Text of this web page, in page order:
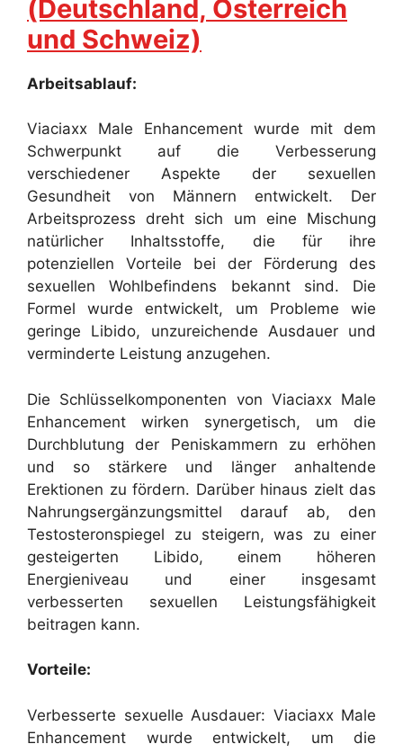
(Deutschland, Österreich
und Schweiz)
Arbeitsablauf:
Viaciaxx Male Enhancement wurde mit dem
Schwerpunkt auf die Verbesserung
verschiedener Aspekte der sexuellen
Gesundheit von Männern entwickelt. Der
Arbeitsprozess dreht sich um eine Mischung
natürlicher Inhaltsstoffe, die für ihre
potenziellen Vorteile bei der Förderung des
sexuellen Wohlbefindens bekannt sind. Die
Formel wurde entwickelt, um Probleme wie
geringe Libido, unzureichende Ausdauer und
verminderte Leistung anzugehen.
Die Schlüsselkomponenten von Viaciaxx Male
Enhancement wirken synergetisch, um die
Durchblutung der Peniskammern zu erhöhen
und so stärkere und länger anhaltende
Erektionen zu fördern. Darüber hinaus zielt das
Nahrungsergänzungsmittel darauf ab, den
Testosteronspiegel zu steigern, was zu einer
gesteigerten Libido, einem höheren
Energieniveau und einer insgesamt
verbesserten sexuellen Leistungsfähigkeit
beitragen kann.
Vorteile:
Verbesserte sexuelle Ausdauer: Viaciaxx Male
Enhancement wurde entwickelt, um die